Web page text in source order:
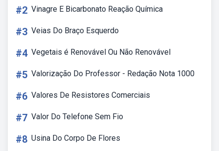
#2 Vinagre E Bicarbonato Reação Química
#3 Veias Do Braço Esquerdo
#4 Vegetais é Renovável Ou Não Renovável
#5 Valorização Do Professor - Redação Nota 1000
#6 Valores De Resistores Comerciais
#7 Valor Do Telefone Sem Fio
#8 Usina Do Corpo De Flores